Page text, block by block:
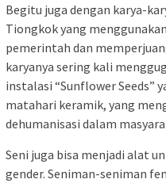
Begitu juga dengan karya-
Tiongkok yang
pemerintah dan
karyanya sering kali
instalasi “Sunflower Seeds”
matahari keramik, yang
dehumanisasi dalam
Seni juga bisa menjadi alat
gender. Seniman-seniman